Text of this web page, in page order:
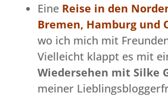
Eine Reise in den
Bremen, Hamburg und
wo ich mich mit
Vielleicht klappt es mit
Wiedersehen mit Silke
meiner